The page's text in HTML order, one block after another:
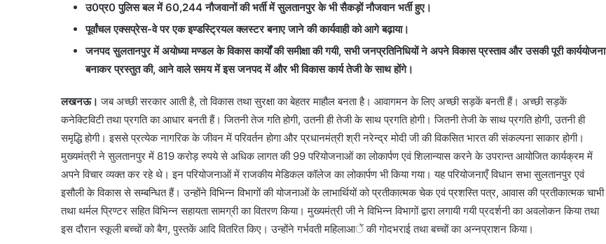
उ0प्र0 पुलिस बल में 60,244 नौजवानों की भर्ती में सुलतानपुर के भी सैकड़ों नौजवान भर्ती हुए।
पूर्वांचल एक्सप्रेस-वे पर एक इण्डस्ट्रियल क्लस्टर बनाए जाने की कार्यवाही को आगे बढ़ाया।
जनपद सुलतानपुर में अयोध्या मण्डल के विकास कार्यों की समीक्षा की गयी, सभी जनप्रतिनिधियों ने अपने विकास प्रस्ताव और उसकी पूरी कार्ययोजना
बनाकर प्रस्तुत की, आने वाले समय में इस जनपद में और भी विकास कार्य तेजी के साथ होंगे।
लखनऊ। जब अच्छी सरकार आती है, तो विकास तथा सुरक्षा का बेहतर माहौल बनता है। आवागमन के लिए अच्छी सड़कें बनती हैं। अच्छी सड़कें
कनेक्टिविटी तथा प्रगति का आधार बनती हैं। जितनी तेज गति होगी, उतनी ही तेजी के साथ प्रगति होगी। जितनी तेजी के साथ प्रगति होगी, उतनी ही
समृद्धि होगी। इससे प्रत्येक नागरिक के जीवन में परिवर्तन होगा और प्रधानमंत्री श्री नरेन्द्र मोदी जी की विकसित भारत की संकल्पना साकार होगी।
मुख्यमंत्री ने सुलतानपुर में 819 करोड़ रुपये से अधिक लागत की 99 परियोजनाओं का लोकार्पण एवं शिलान्यास करने के उपरान्त आयोजित कार्यक्रम में
अपने विचार व्यक्त कर रहे थे। इन परियोजनाओं में राजकीय मेडिकल कॉलेज का लोकार्पण भी किया गया। यह परियोजनाएँ विधान सभा सुलतानपुर एवं
इसौली के विकास से सम्बन्धित हैं। उन्होंने विभिन्न विभागों की योजनाओं के लाभार्थियों को प्रतीकात्मक चेक एवं प्रशस्ति पत्र, आवास की प्रतीकात्मक चाभी
तथा थर्मल प्रिण्टर सहित विभिन्न सहायता सामग्री का वितरण किया। मुख्यमंत्री जी ने विभिन्न विभागों द्वारा लगायी गयी प्रदर्शनी का अवलोकन किया तथा
इस दौरान स्कूली बच्चों को बैग, पुस्तकें आदि वितरित किए। उन्होंने गर्भवती महिलाआें की गोदभराई तथा बच्चों का अन्नप्राशन किया।